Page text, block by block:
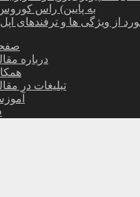
به پایین) راس
درباره
تبلیغات در